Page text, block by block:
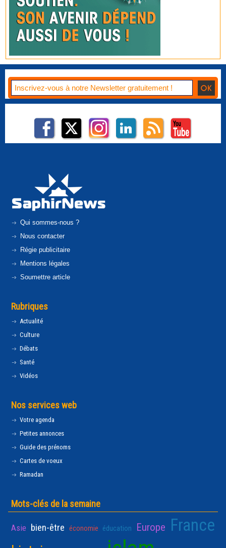
Qui sommes-nous ?
Nous contacter
Régie publicitaire
Mentions légales
Soumettre article
Rubriques
Actualité
Culture
Débats
Santé
Vidéos
Nos services web
Votre agenda
Petites annonces
Guide des prénoms
Cartes de voeux
Ramadan
Mots-clés de la semaine
Asie bien-être économie éducation Europe France